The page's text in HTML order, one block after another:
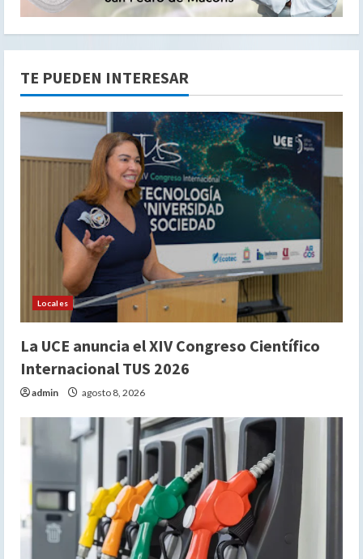
TE PUEDEN INTERESAR
Locales
La UCE anuncia el XIV Congreso Científico
Internacional TUS 2026
admin agosto 8, 2026